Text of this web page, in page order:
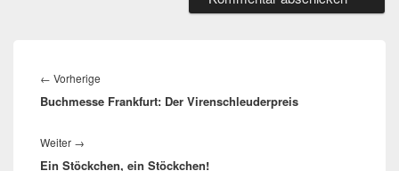
← Vorherige
Beitrag:
Buchmesse Frankfurt: Der Virenschleuderpreis
Weiter →
Beitrag:
Ein Stöckchen, ein Stöckchen!